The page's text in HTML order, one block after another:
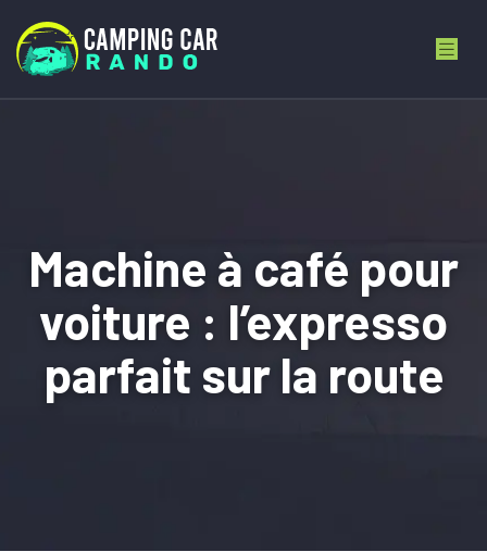
Machine à café pour
voiture : l’expresso
parfait sur la route